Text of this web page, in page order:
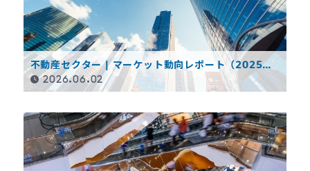
不動産セクター | マーケット動向レポート（2025年
度決算概要）
2026.06.02